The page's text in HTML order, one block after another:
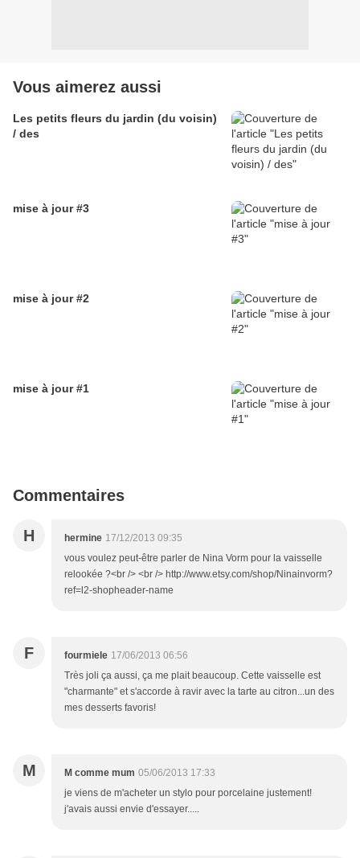
Vous aimerez aussi
Les petits fleurs du jardin (du voisin)
/ des
mise à jour #3
mise à jour #2
mise à jour #1
Commentaires
H hermine 17/12/2013 09:35
vous voulez peut-être parler de Nina Vorm pour la vaisselle
relookée ?<br /> <br /> http://www.etsy.com/shop/Ninainvorm?
ref=l2-shopheader-name
F fourmiele 17/06/2013 06:56
Très joli ça aussi, ça me plait beaucoup. Cette vaisselle est
"charmante" et s'accorde à ravir avec la tarte au citron...un des
mes desserts favoris!
M M comme mum 05/06/2013 17:33
je viens de m'acheter un stylo pour porcelaine justement!
j'avais aussi envie d'essayer.....